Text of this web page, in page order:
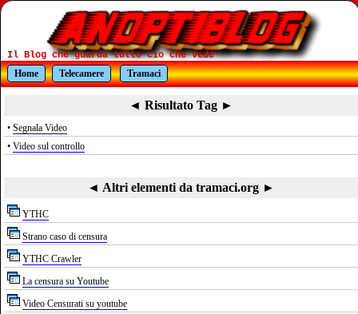
Il Blog che guarda tutto cio che vede
Home
Telecamere Tramaci
◄ Risultato Tag ►
• Segnala Video
• Video sul controllo
◄ Altri elementi da tramaci.org ►
YTHC
Strano caso di censura
YTHC Crawler
La censura su Youtube
Video Censurati su youtube